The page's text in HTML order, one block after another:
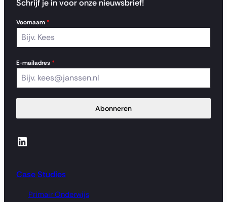
Schrijf je in voor onze nieuwsbrief!
Voornaam *
E-mailadres *
Abonneren
LinkedIn
Case Studies
Primair Onderwijs